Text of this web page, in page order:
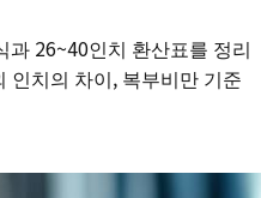
26~40인치 환산표를 정리
인치의 차이, 복부비만 기준